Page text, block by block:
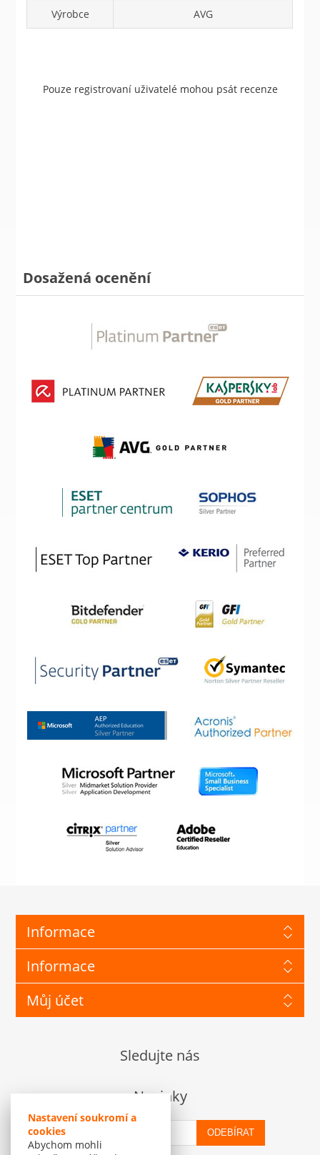
Nastavení soukromí a
cookies
Abychom mohli
Výrobce AVG
Pouze registrovaní uživatelé mohou psát recenze
Dosažená ocenění
Informace
Informace
Můj účet
Sledujte nás
Novinky
ODEBÍRAT